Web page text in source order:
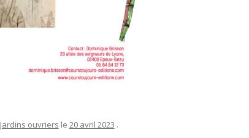
Jardins ouvriers le 20 avril 2023 .